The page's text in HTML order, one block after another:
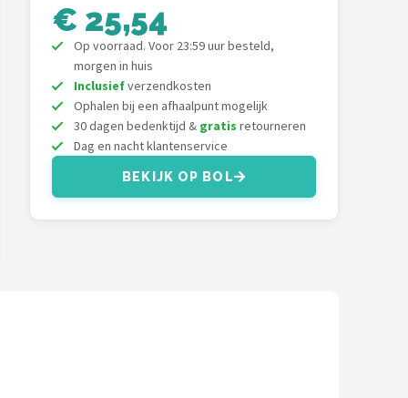
€ 25,54
Op voorraad. Voor 23:59 uur besteld,
morgen in huis
Inclusiefverzendkosten
Ophalen bij een afhaalpunt mogelijk
30 dagen bedenktijd & gratis retourneren
Dag en nacht klantenservice
BEKIJK OP BOL